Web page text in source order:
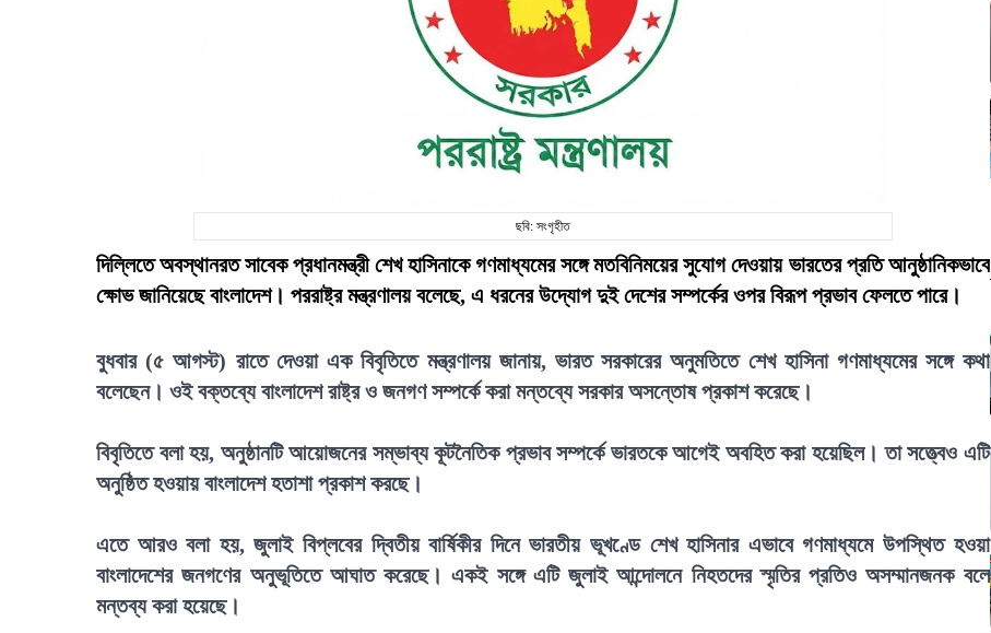
ছবি: সংগৃহীত
দিল্লিতে অবস্থানরত সাবেক প্রধানমন্ত্রী শেখ হাসিনাকে গণমাধ্যমের সঙ্গে মতবিনিময়ের সুযোগ দেওয়ায় ভারতের প্রতি আনুষ্ঠানিকভাবে
ক্ষোভ জানিয়েছে বাংলাদেশ। পররাষ্ট্র মন্ত্রণালয় বলেছে, এ ধরনের উদ্যোগ দুই দেশের সম্পর্কের ওপর বিরূপ প্রভাব ফেলতে পারে।
বুধবার (৫ আগস্ট) রাতে দেওয়া এক বিবৃতিতে মন্ত্রণালয় জানায়, ভারত সরকারের অনুমতিতে শেখ হাসিনা গণমাধ্যমের সঙ্গে কথা
বলেছেন। ওই বক্তব্যে বাংলাদেশ রাষ্ট্র ও জনগণ সম্পর্কে করা মন্তব্যে সরকার অসন্তোষ প্রকাশ করেছে।
বিবৃতিতে বলা হয়, অনুষ্ঠানটি আয়োজনের সম্ভাব্য কূটনৈতিক প্রভাব সম্পর্কে ভারতকে আগেই অবহিত করা হয়েছিল। তা সত্ত্বেও এটি
অনুষ্ঠিত হওয়ায় বাংলাদেশ হতাশা প্রকাশ করছে।
এতে আরও বলা হয়, জুলাই বিপ্লবের দ্বিতীয় বার্ষিকীর দিনে ভারতীয় ভূখণ্ডে শেখ হাসিনার এভাবে গণমাধ্যমে উপস্থিত হওয়া
বাংলাদেশের জনগণের অনুভূতিতে আঘাত করেছে। একই সঙ্গে এটি জুলাই আন্দোলনে নিহতদের স্মৃতির প্রতিও অসম্মানজনক বলে
মন্তব্য করা হয়েছে।